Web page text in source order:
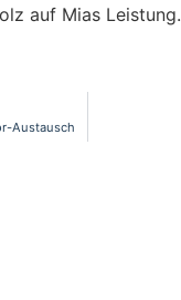
auf Mias Leistung.
Austausch